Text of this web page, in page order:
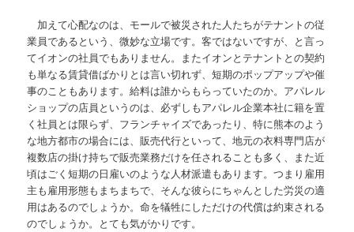
加えて心配なのは、モールで被災された人たちがテナントの従
業員であるという、微妙な立場です。客ではないですが、と言っ
てイオンの社員でもありません。またイオンとテナントとの契約
も単なる賃貸借ばかりとは言い切れず、短期のポップアップや催
事のこともあります。給料は誰からもらっていたのか。アパレル
ショップの店員というのは、必ずしもアパレル企業本社に籍を置
く社員とは限らず、フランチャイズであったり、特に熊本のよう
な地方都市の場合には、販売代行といって、地元の衣料専門店が
複数店の掛け持ちで販売業務だけを任されることも多く、また近
頃はごく短期の日雇いのような人材派遣もあります。つまり雇用
主も雇用形態もまちまちで、そんな彼らにちゃんとした労災の適
用はあるのでしょうか。命を犠牲にしただけの代償は約束される
のでしょうか。とても気がかりです。